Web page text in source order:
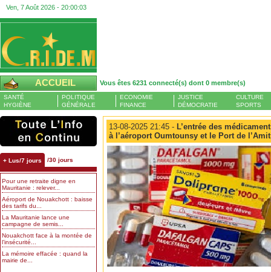
Ven, 7 Août 2026 - 20:00:04
ACCUEIL Vous êtes 6231 connecté(s) dont 0 membre(s)
SANTÉ
HYGIÈNE
POLITIQUE
GÉNÉRALE
ECONOMIE
FINANCE
JUSTICE
DÉMOCRATIE
CULTURE
SPORTS
+ Lus/7 jours /30 jours
Pour une retraite digne en
Mauritanie : relever...
Aéroport de Nouakchott : baisse
des tarifs du...
La Mauritanie lance une
campagne de semis...
Nouakchott face à la montée de
l’insécurité...
La mémoire effacée : quand la
mairie de...
13-08-2025 21:45 - L’entrée des
à l’aéroport Oumtounsy et le Port de